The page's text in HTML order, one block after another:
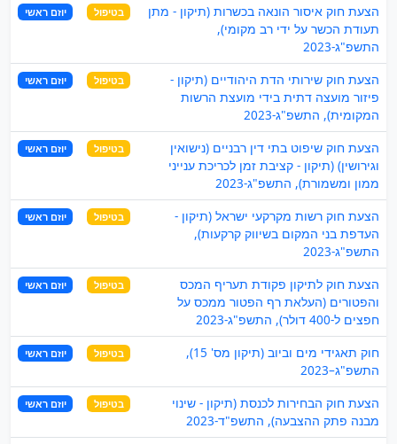
הצעת חוק איסור הונאה בכשרות (תיקון - מתן
תעודת הכשר על ידי רב מקומי),
התשפ"ג-2023
בטיפול יוזם ראשי
הצעת חוק שירותי הדת היהודיים (תיקון -
פיזור מועצה דתית בידי מועצת הרשות
המקומית), התשפ"ג-2023
בטיפול יוזם ראשי
הצעת חוק שיפוט בתי דין רבניים (נישואין
וגירושין) (תיקון - קציבת זמן לכריכת ענייני
ממון ומשמורת), התשפ"ג-2023
בטיפול יוזם ראשי
הצעת חוק רשות מקרקעי ישראל (תיקון -
העדפת בני המקום בשיווק קרקעות),
התשפ"ג-2023
בטיפול יוזם ראשי
הצעת חוק לתיקון פקודת תעריף המכס
והפטורים (העלאת רף הפטור ממכס על
חפצים ל-400 דולר), התשפ"ג-2023
בטיפול יוזם ראשי
חוק תאגידי מים וביוב (תיקון מס' 15),
התשפ"ג–2023
בטיפול יוזם ראשי
הצעת חוק הבחירות לכנסת (תיקון - שינוי
מבנה פתק ההצבעה), התשפ"ד-2023
בטיפול יוזם ראשי